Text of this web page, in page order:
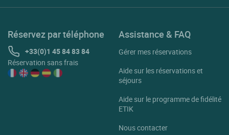
Réservez par téléphone
+33(0)1 45 84 83 84
Réservation sans frais
Assistance & FAQ
Gérer mes réservations
Aide sur les réservations et
séjours
Aide sur le programme de fidélité
ETIK
Nous contacter